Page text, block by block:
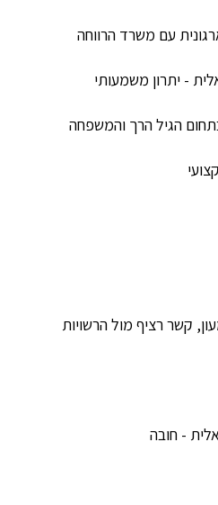
עם משרד הרווחה
- יתרון משמעותי
הגיל הרך והמשפחה
קשר רציף מול הרשויות
- חובה